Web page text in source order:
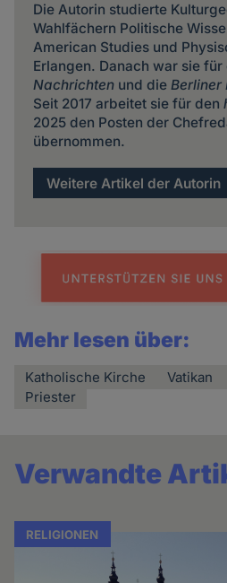
Die Autorin studierte
Wahlfächern Politische
American Studies und
Erlangen. Danach war sie für
Nachrichtenund die Berliner
Seit 2017 arbeitet sie für den
2025 den Posten der
übernommen.
Weitere Artikel der Autorin
Mehr lesen über:
Katholische Kirche Vatikan
Priester
Verwandte
RELIGIONEN